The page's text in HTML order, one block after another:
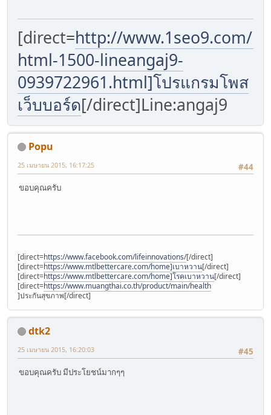
[direct=http://www.1seo9.com/
html-1500-lineangaj9-
0939722961.html]โปรแกรมโพส
เว็บบอร์ด[/direct]Line:angaj9
Popu
#44
25 เมษายน 2015, 16:17:25
ขอบคุณครับ
[direct=https://www.facebook.com/lifeinnovations/[/direct]
[direct=https://www.mtlbettercare.com/home]เบาหวาน[/direct]
[direct=https://www.mtlbettercare.com/home]โรคเบาหวาน[/direct]
[direct=https://www.muangthai.co.th/product/main/health
]ประกันสุขภาพ[/direct]
dtk2
#45
25 เมษายน 2015, 16:20:03
ขอบคุณครับ มีประโยชน์มากๆๆ